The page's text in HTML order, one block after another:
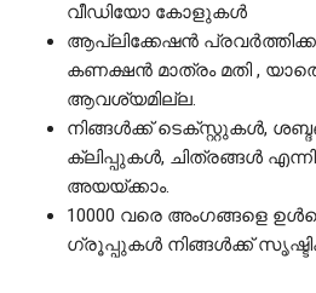
വീഡിയോ കോളുകൾ
ആപ്ലിക്കേഷൻ
കണക്ഷൻ മാത്രം മതി ,
ആവശ്യമില്ല.
നിങ്ങൾക്ക് ടെക്സ്റ്റുകൾ,
ക്ലിപ്പുകൾ, ചിത്രങ്ങൾ
അയയ്ക്കാം.
10000 വരെ അംഗങ്ങളെ
ഗ്രൂപ്പുകൾ നിങ്ങൾക്ക്